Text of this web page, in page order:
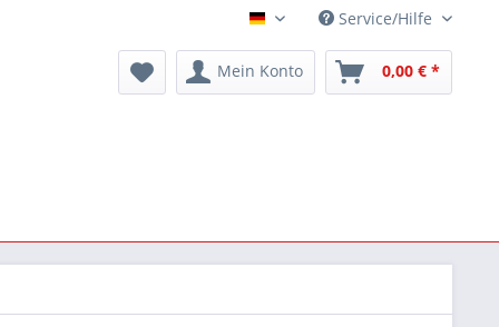
Deutsch Service/Hilfe
Mein Konto 0,00 € *